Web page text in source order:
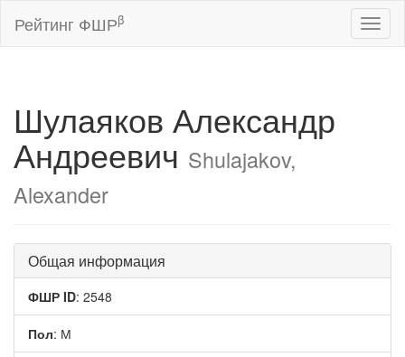
Рейтинг ФШРβ
Шулаяков Александр
Андреевич Shulajakov,
Alexander
Общая информация
ФШР ID: 2548
Пол: М